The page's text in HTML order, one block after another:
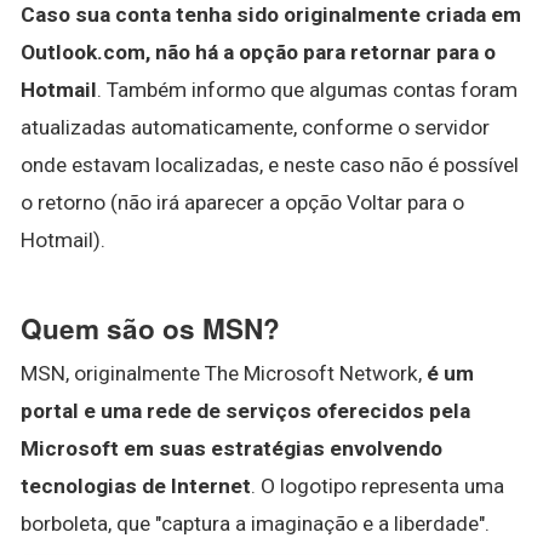
Caso sua conta tenha sido originalmente criada em
Outlook.com, não há a opção para retornar para o
Hotmail. Também informo que algumas contas foram
atualizadas automaticamente, conforme o servidor
onde estavam localizadas, e neste caso não é possível
o retorno (não irá aparecer a opção Voltar para o
Hotmail).
Quem são os MSN?
MSN, originalmente The Microsoft Network, é um
portal e uma rede de serviços oferecidos pela
Microsoft em suas estratégias envolvendo
tecnologias de Internet. O logotipo representa uma
borboleta, que "captura a imaginação e a liberdade".